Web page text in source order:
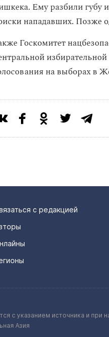
Ему разбили губу
нападавших. Позже
Госкомитет
на выборах в
с редакцией
с указанием источника и при
Азия